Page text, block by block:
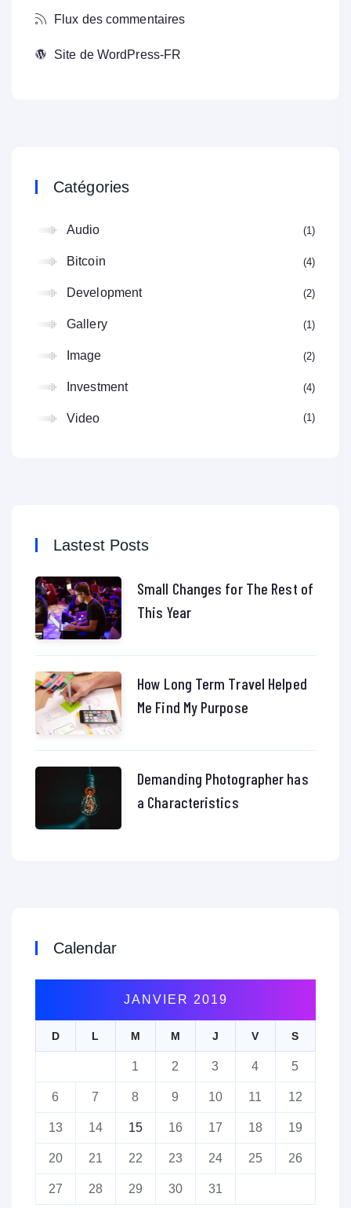
Flux des commentaires
Site de WordPress-FR
Catégories
Audio 1
Bitcoin 4
Development 2
Gallery 1
Image 2
Investment 4
Video 1
Lastest Posts
Small Changes for The Rest of
This Year
How Long Term Travel Helped
Me Find My Purpose
Demanding Photographer has
a Characteristics
Calendar
JANVIER 2019
D L M M J V S
1 2 3 4 5
6 7 8 9 10 11 12
13 14 15 16 17 18 19
20 21 22 23 24 25 26
27 28 29 30
31